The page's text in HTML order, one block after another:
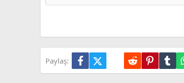
26
Times New Roman
Paylaş: FacebookX (Twitter)LinkedIn
Reddit Pinterest